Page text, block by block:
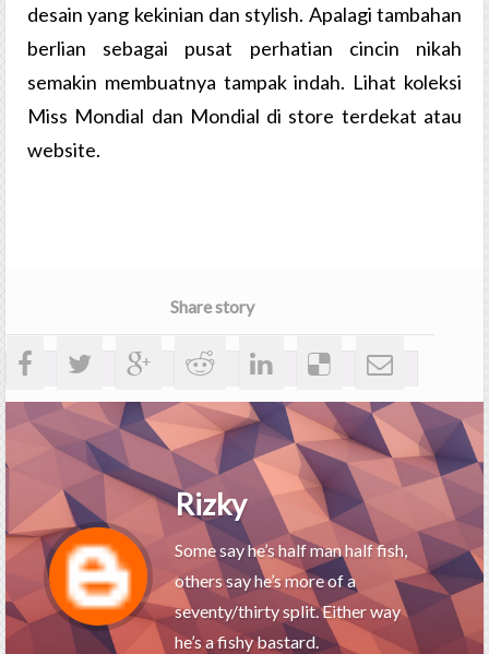
desain yang kekinian dan stylish. Apalagi tambahan
berlian sebagai pusat perhatian cincin nikah
semakin membuatnya tampak indah. Lihat koleksi
Miss Mondial dan Mondial di store terdekat atau
website.
Share story
Rizky
Some say he’s half man half fish,
others say he’s more of a
seventy/thirty split. Either way
he’s a fishy bastard.